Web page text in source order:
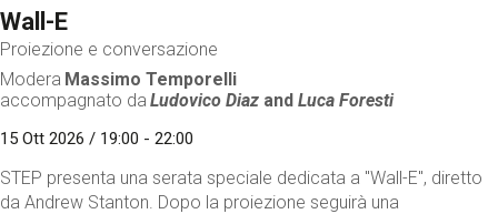
Wall-E
Proiezione e conversazione
Modera Massimo Temporelli
accompagnato da Ludovico Diaz andLuca Foresti
15 Ott 2026 / 19:00 - 22:00
STEP presenta una serata speciale dedicata a "Wall-E", diretto
da Andrew Stanton. Dopo la proiezione seguirà una